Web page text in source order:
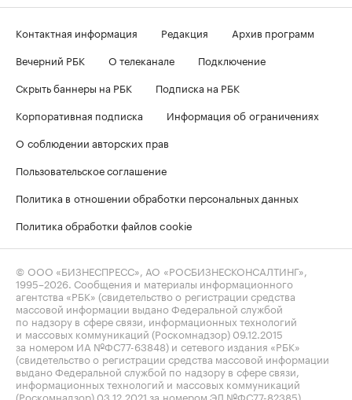
Контактная информация Редакция
Архив программ
Вечерний РБК
О телеканале
Подключение
Скрыть баннеры на РБК
Подписка на РБК
Корпоративная подписка
Информация об ограничениях
О соблюдении авторских прав
Пользовательское соглашение
Политика в отношении обработки персональных данных
Политика обработки файлов cookie
© ООО «БИЗНЕСПРЕСС», АО «РОСБИЗНЕСКОНСАЛТИНГ»,
1995–2026 . Сообщения и материалы информационного
агентства «РБК» (свидетельство о регистрации средства
массовой информации выдано Федеральной службой
по надзору в сфере связи, информационных технологий
и массовых коммуникаций (Роскомнадзор) 09.12.2015
за номером ИА №ФС77-63848) и сетевого издания «РБК»
(свидетельство о регистрации средства массовой информации
выдано Федеральной службой по надзору в сфере связи,
информационных технологий и массовых коммуникаций
(Роскомнадзор) 03.12.2021 за номером ЭЛ №ФС77-82385)